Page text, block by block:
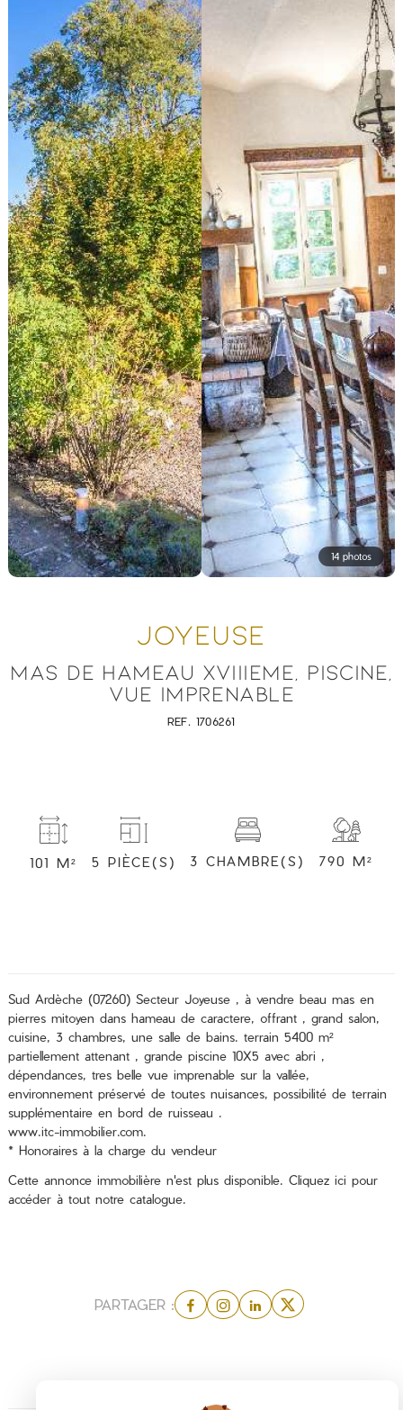
14 photos
JOYEUSE
MAS DE HAMEAU XVIIIEME, PISCINE,
VUE IMPRENABLE
REF. 1706261
101 M² 5 PIÈCE(S) 3 CHAMBRE(S) 790 M²
Sud Ardèche (07260) Secteur Joyeuse , à vendre beau mas en
pierres mitoyen dans hameau de caractere, offrant , grand salon,
cuisine, 3 chambres, une salle de bains. terrain 5400 m²
partiellement attenant , grande piscine 10X5 avec abri ,
dépendances, tres belle vue imprenable sur la vallée,
environnement préservé de toutes nuisances, possibilité de terrain
supplémentaire en bord de ruisseau .
www.itc-immobilier.com.
* Honoraires à la charge du vendeur
Cette annonce immobilière n'est plus disponible. Cliquez ici pour
accéder à tout notre catalogue.
PARTAGER :